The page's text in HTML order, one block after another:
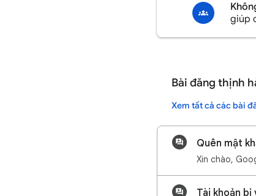
giúp
Bài đăng thịnh
Xem tất cả các bài
Quên mật
Tài khoản